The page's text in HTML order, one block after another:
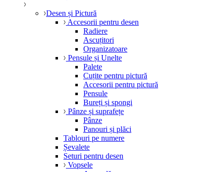
Desen și Pictură
Accesorii pentru desen
Radiere
Ascuțitori
Organizatoare
Pensule și Unelte
Palete
Cuțite pentru pictură
Accesorii pentru pictură
Pensule
Bureți și spongi
Pânze și suprafețe
Pânze
Panouri și plăci
Tablouri pe numere
Șevalete
Seturi pentru desen
Vopsele